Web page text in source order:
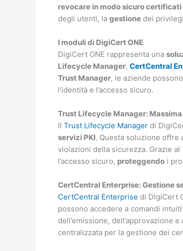
revocare in modo sicuro
degli utenti, la gestione dei
I moduli di DigiCert ONE
DigiCert ONE rappresenta una
Lifecycle Manager, CertCentral
Trust Manager, le aziende
l’identità e l’accesso sicuro.
Trust Lifecycle Manager:
Il Trust Lifecycle Manager di
servizi PKI. Questa soluzione
violazioni della sicurezza. Grazie
l’accesso sicuro, proteggendo i
CertCentral Enterprise: Gestione
CertCentral Enterprise di DigiCert
possono accedere a comandi
dell’emissione, dell’approvazione
centralizzata per la gestione dei